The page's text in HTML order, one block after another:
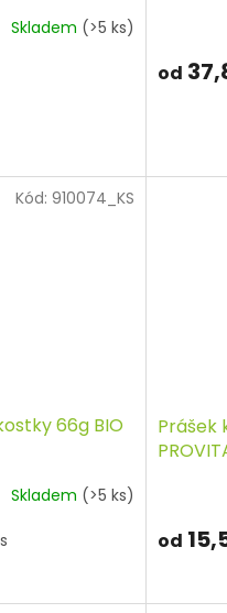
Skladem (>5 ks)
od
66g BIO
Skladem (>5 ks)
Kód: 910074_KS
Prášek
od